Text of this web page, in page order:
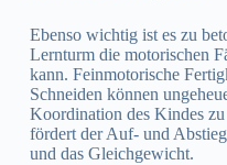
Ebenso wichtig ist es zu
Lernturm die motorischen
kann. Feinmotorische
Schneiden können
Koordination des Kindes
fördert der Auf- und
und das Gleichgewicht.